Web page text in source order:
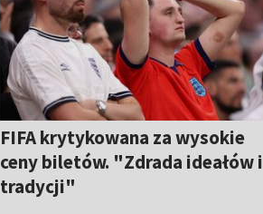
FIFA krytykowana za wysokie
ceny biletów. "Zdrada ideałów i
tradycji"